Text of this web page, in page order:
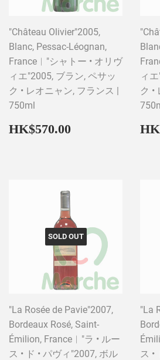
"Château Olivier"2005,
Blanc, Pessac-Léognan,
France︱"シャトー • オリヴ
ィエ"2005, ブラン, ペサッ
ク • レオニャン, フランス |
750ml
Regular
price
HK$570.00 HK$570.00
ィ
ク •
SOLD OUT
"La Rosée de Pavie"2007,
Bordeaux Rosé, Saint-
Émilion, France︱"ラ • ルー
ス • ド • パヴィ"2007, ボル
"La
ス •